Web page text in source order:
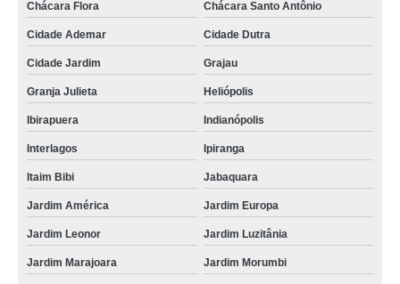
Chácara Flora Chácara Santo Antônio
Cidade Ademar Cidade Dutra
Cidade Jardim Grajau
Granja Julieta Heliópolis
Ibirapuera Indianópolis
Interlagos Ipiranga
Itaim Bibi Jabaquara
Jardim América Jardim Europa
Jardim Leonor Jardim Luzitânia
Jardim Marajoara Jardim Morumbi